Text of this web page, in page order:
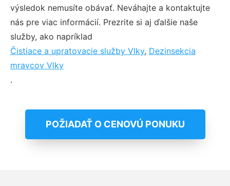
výsledok nemusíte obávať. Neváhajte a kontaktujte
nás pre viac informácií. Prezrite si aj ďalšie naše
služby, ako napríklad
Čistiace a upratovacie služby Vlky, Dezinsekcia
mravcov Vlky
.
POŽIADAŤ O CENOVÚ PONUKU